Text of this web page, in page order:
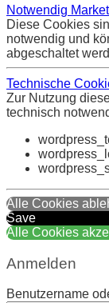
Notwendig
Diese Cookies
notwendig und
abgeschaltet
Technische
Zur Nutzung
technisch
Alle Cookies
Save
Alle Cookies
Anmelden
Benutzername